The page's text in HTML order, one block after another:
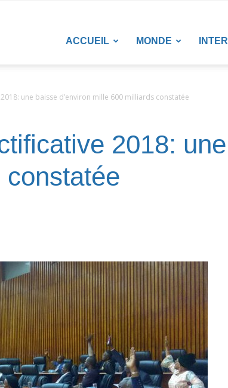
ACCUEIL MONDE
une baisse d’environ mille 600 milliards constatée
2018: